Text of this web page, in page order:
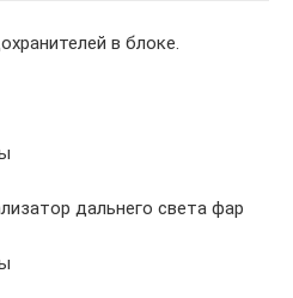
в блоке.
дальнего света фар